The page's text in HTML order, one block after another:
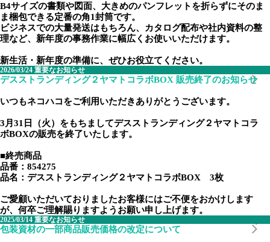
B4サイズの書類や図面、大きめのパンフレットを折らずにそのま
ま梱包できる定番の角1封筒です。
ビジネスでの大量発送はもちろん、カタログ配布や社内資料の整
理など、新年度の事務作業に幅広くお使いいただけます。
新生活・新年度の準備に、ぜひお役立てください。
2026/03/24 重要なお知らせ
デスストランディング２ヤマトコラボBOX 販売終了のお知らせ
いつもネコハコをご利用いただきありがとうございます。
3月31日（火）をもちましてデスストランディング２ヤマトコラ
ボBOXの販売を終了いたします。
■終売商品
品番：854275
品名：デスストランディング２ヤマトコラボBOX 3枚
ご愛顧いただいておりましたお客様にはご不便をおかけします
が、何卒ご理解賜りますようお願い申し上げます。
2025/03/14 重要なお知らせ
包装資材の一部商品販売価格の改定について